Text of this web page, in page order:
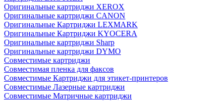
Оригинальные картриджи XEROX
Оригинальные картриджи CANON
Оригинальные Картриджи LEXMARK
Оригинальные Картриджи KYOCERA
Оригинальные картриджи Sharp
Оригинальные картриджи DYMO
Совместимые картриджи
Совместимая пленка для факсов
Совместимые Картриджи для этикет-принтеров
Совместимые Лазерные картриджи
Совместимые Матричные картриджи